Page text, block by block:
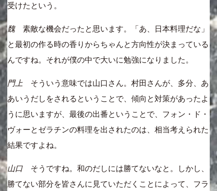
受けたという。
魏素敵な機会だったと思います。「あ、日本料理だな」
と最初の作る時の香りからちゃんと方向性が決まっている
んですね。それが僕の中で大いに勉強になりました。
門上 そういう意味では山口さん。村田さんが、多分、あ
あいうだしをされるということで、傾向と対策があったよ
うに思いますが、最後の出番ということで、フォン・ド・
ヴォーとゼラチンの料理を出されたのは、相当考えられた
結果ですよね。
山口 そうですね。和のだしには勝てないなと。しかし、
勝てない部分を皆さんに見ていただくことによって、フラ